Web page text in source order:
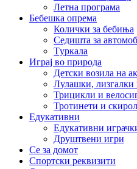
Летна програма
Бебешка опрема
Колички за бебиња
Седишта за
Tуркала
Играј во природа
Детски возила на
Лулашки, лизгалки
Трицикли и
Тротинети и
Едукативни
Едукативни
Друштвени игри
Се за домот
Спортски реквизити